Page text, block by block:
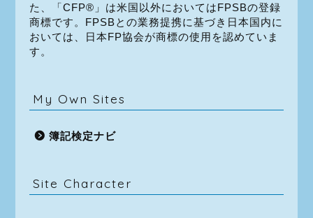
た、「CFP®」は米国以外においてはFPSBの登録
商標です。FPSBとの業務提携に基づき日本国内に
おいては、日本FP協会が商標の使用を認めていま
す。
My Own Sites
簿記検定ナビ
Site Character